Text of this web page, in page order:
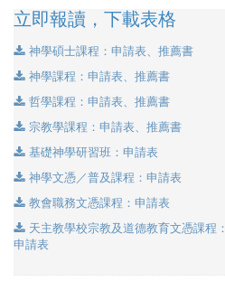
立即報讀，下載表格
神學碩士課程：申請表、推薦書
神學課程：申請表、推薦書
哲學課程：申請表、推薦書
宗教學課程：申請表、推薦書
基礎神學研習班：申請表
神學文憑／普及課程：申請表
教會職務文憑課程：申請表
天主教學校宗教及道德教育文憑課程：
申請表